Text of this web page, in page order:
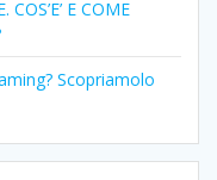
E COME
Scopriamolo